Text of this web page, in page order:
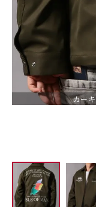
ランキング
お問い合わせ
カー